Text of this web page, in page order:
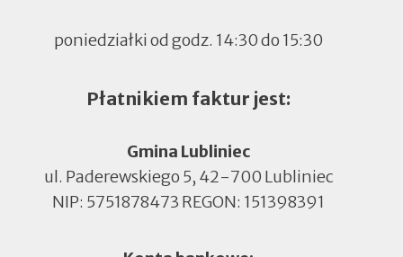
poniedziałki od godz. 14:30 do 15:30
Płatnikiem faktur jest:
Gmina Lubliniec
ul. Paderewskiego 5, 42-700 Lubliniec
NIP: 5751878473 REGON: 151398391